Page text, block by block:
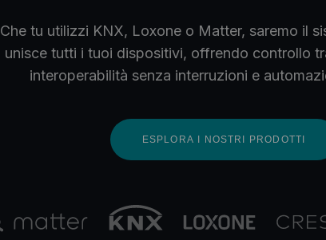
Che tu utilizzi KNX, Loxone o Matter, saremo il
unisce tutti i tuoi dispositivi, offrendo controllo
interoperabilità senza interruzioni e
ESPLORA I NOSTRI PRODOTTI